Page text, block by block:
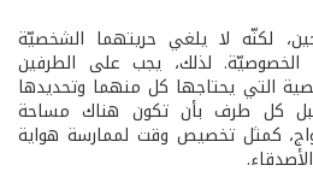
لكنّه لا يلغي حريتهما الشخصيّة
لذلك، يجب على الطرفين
التي يحتاجها كل منهما وتحديدها
كل طرف بأن تكون هناك مساحة
كمثل تخصيص وقت لممارسة هواية